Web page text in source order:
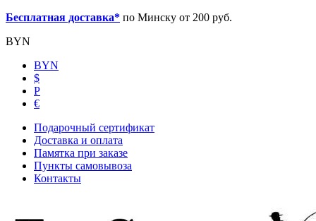
Бесплатная доставка* по Минску от 200 руб.
BYN
BYN
$
Р
€
Подарочный сертификат
Доставка и оплата
Памятка при заказе
Пункты самовывоза
Контакты